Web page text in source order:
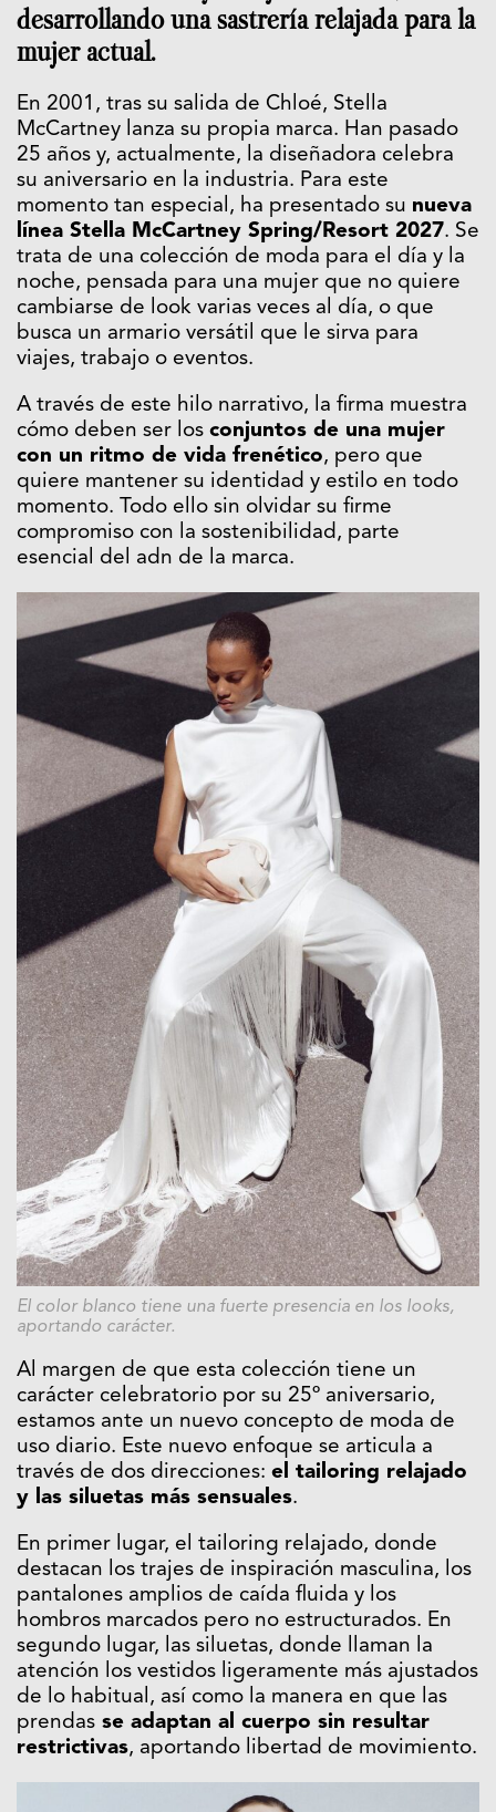
desarrollando una sastrería relajada para la
mujer actual.
En 2001, tras su salida de Chloé, Stella
McCartney lanza su propia marca. Han pasado
25 años y, actualmente, la diseñadora celebra
su aniversario en la industria. Para este
momento tan especial, ha presentado su nueva
línea Stella McCartney Spring/Resort 2027. Se
trata de una colección de moda para el día y la
noche, pensada para una mujer que no quiere
cambiarse de look varias veces al día, o que
busca un armario versátil que le sirva para
viajes, trabajo o eventos.
A través de este hilo narrativo, la firma muestra
cómo deben ser los conjuntos de una mujer
con un ritmo de vida frenético, pero que
quiere mantener su identidad y estilo en todo
momento. Todo ello sin olvidar su firme
compromiso con la sostenibilidad, parte
esencial del adn de la marca.
El color blanco tiene una fuerte presencia en los looks,
aportando carácter.
Al margen de que esta colección tiene un
carácter celebratorio por su 25º aniversario,
estamos ante un nuevo concepto de moda de
uso diario. Este nuevo enfoque se articula a
través de dos direcciones: el tailoring relajado
y las siluetas más sensuales.
En primer lugar, el tailoring relajado, donde
destacan los trajes de inspiración masculina, los
pantalones amplios de caída fluida y los
hombros marcados pero no estructurados. En
segundo lugar, las siluetas, donde llaman la
atención los vestidos ligeramente más ajustados
de lo habitual, así como la manera en que las
prendas se adaptan al cuerpo sin resultar
restrictivas, aportando libertad de movimiento.